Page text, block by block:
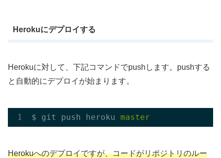
Herokuにデプロイする
Herokuに対して、下記コマンドでpushします。pushする
と自動的にデプロイが始まります。
$ git push heroku master
Herokuへのデプロイですが、コードがリポジトリのルー